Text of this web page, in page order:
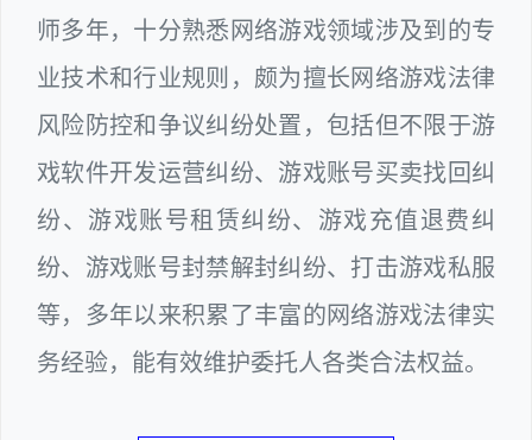
师多年，十分熟悉网络游戏领域涉及到的专
业技术和行业规则，颇为擅长网络游戏法律
风险防控和争议纠纷处置，包括但不限于游
戏软件开发运营纠纷、游戏账号买卖找回纠
纷、游戏账号租赁纠纷、游戏充值退费纠
纷、游戏账号封禁解封纠纷、打击游戏私服
等，多年以来积累了丰富的网络游戏法律实
务经验，能有效维护委托人各类合法权益。